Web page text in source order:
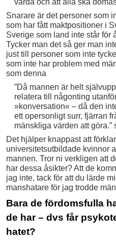
värda och att alla ska
Snarare är det personer som
som har fått maktpositioner i
Sverige som land inte står för
Tycker man det så ger man
just till personer som inte
som inte har problem med
som denna
”Då mannen är helt
relatera till någonting
»konversation« – då den
ett opersonligt surr, fjärran
mänskliga värden att göra.”
Det hjälper knappast att
universitetsutbildade kvinnor
mannen. Tror ni verkligen att
har dessa åsikter? Att de
jag inte, tack för att du lärde
manshatare för jag trodde
Bara de fördomsfulla
de har – dvs får
hatet?